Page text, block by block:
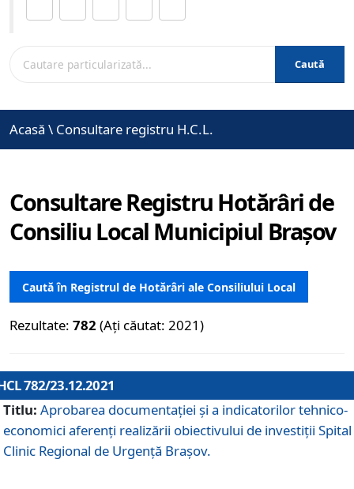
Caută
Acasă \ Consultare registru H.C.L.
Consultare Registru Hotărâri de
Consiliu Local Municipiul Brașov
Caută în Registrul de Hotărâri ale Consiliului Local
Rezultate: 782 (Ați căutat: 2021)
782/23.12.2021
Titlu: Aprobarea documentației și a indicatorilor tehnico-
economici aferenți realizării obiectivului de investiții Spital
Clinic Regional de Urgență Brașov.